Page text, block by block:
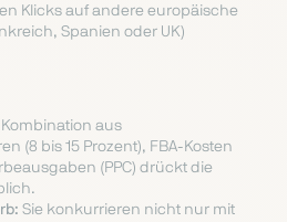
Klicks auf andere europäische
Spanien oder UK)
Kombination aus
(8 bis 15 Prozent), FBA-Kosten
(PPC) drückt die
Sie konkurrieren nicht nur mit